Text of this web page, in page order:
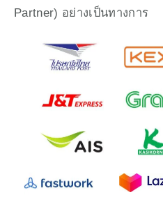
Partner) อย่างเป็นทางการ